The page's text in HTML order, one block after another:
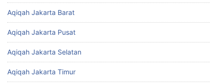
Aqiqah Jakarta Barat
Aqiqah Jakarta Pusat
Aqiqah Jakarta Selatan
Aqiqah Jakarta Timur